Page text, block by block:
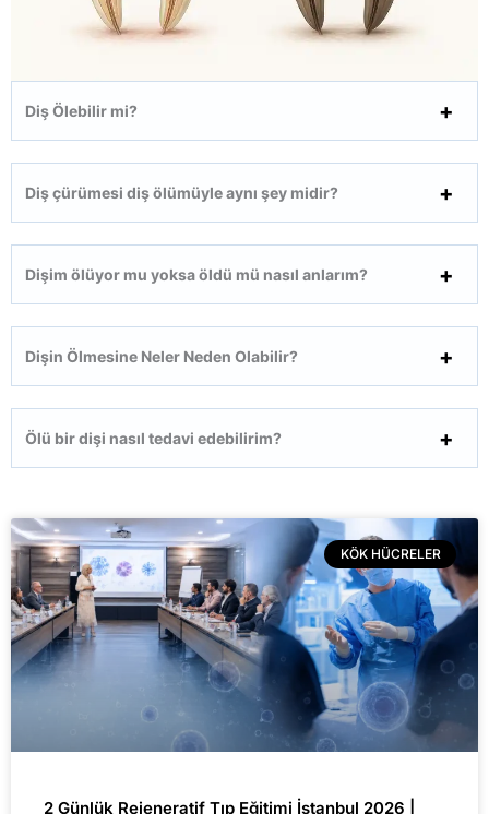
Diş Ölebilir mi?
Diş çürümesi diş ölümüyle aynı şey midir?
Dişim ölüyor mu yoksa öldü mü nasıl anlarım?
Dişin Ölmesine Neler Neden Olabilir?
Ölü bir dişi nasıl tedavi edebilirim?
KÖK HÜCRELER
2 Günlük Rejeneratif Tıp Eğitimi İstanbul 2026 |